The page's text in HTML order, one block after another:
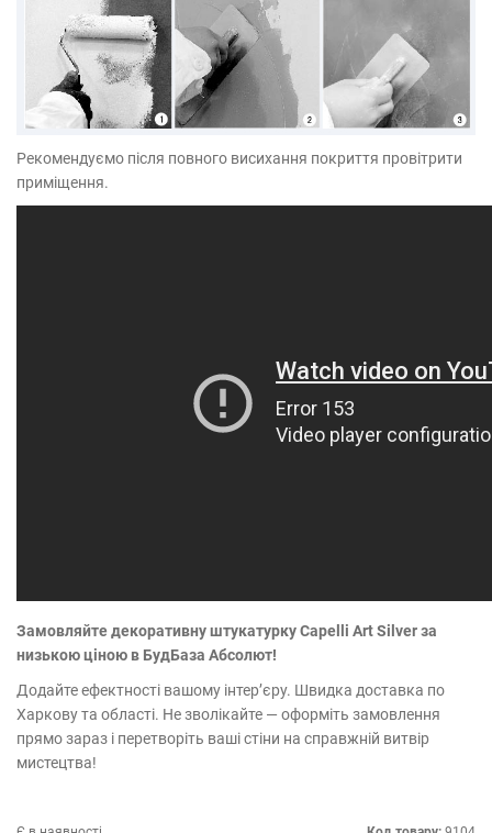
Рекомендуємо після повного висихання покриття провітрити
приміщення.
Замовляйте декоративну штукатурку Capelli Art Silverза
низькою ціною в БудБаза Абсолют!
Додайте ефектності вашому інтер’єру. Швидка доставка по
Харкову та області. Не зволікайте — оформіть замовлення
прямо зараз і перетворіть ваші стіни на справжній витвір
мистецтва!